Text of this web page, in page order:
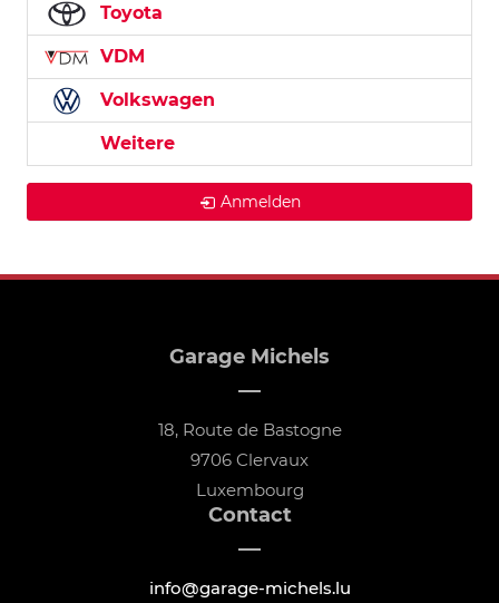
Toyota
VDM
Volkswagen
Weitere
Anmelden
Garage Michels
18, Route de Bastogne
9706 Clervaux
Luxembourg
Contact
info@garage-michels.lu